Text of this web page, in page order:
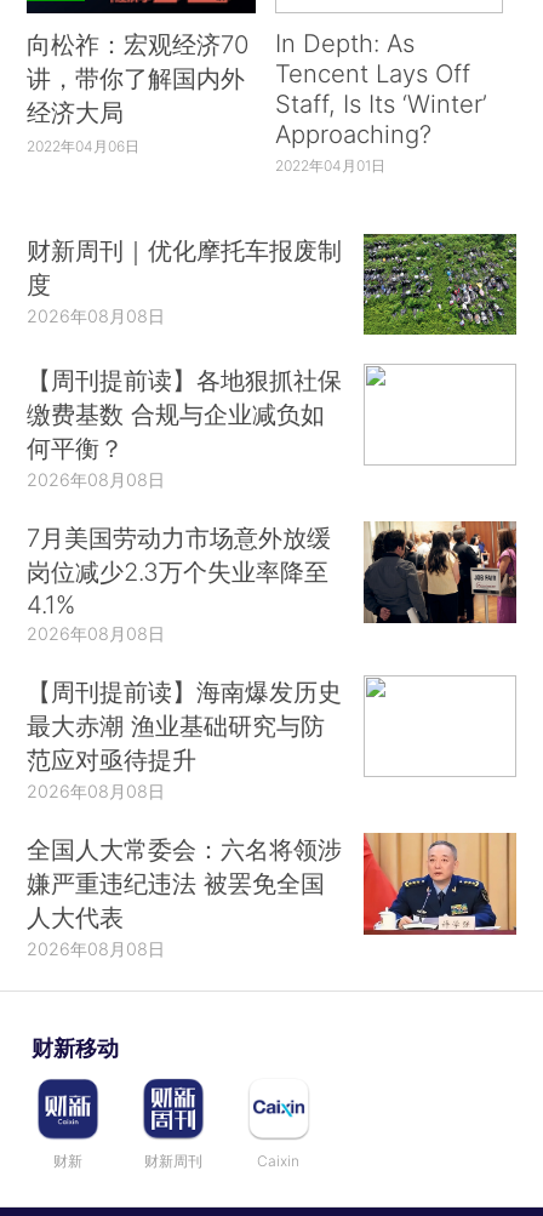
向松祚：宏观经济70
讲，带你了解国内外
经济大局
2022年04月06日
In Depth: As
Tencent Lays Off
Staff, Is Its ‘Winter’
Approaching?
2022年04月01日
财新周刊｜优化摩托车报废制
度
2026年08月08日
【周刊提前读】各地狠抓社保
缴费基数 合规与企业减负如
何平衡？
2026年08月08日
7月美国劳动力市场意外放缓
岗位减少2.3万个失业率降至
4.1%
2026年08月08日
【周刊提前读】海南爆发历史
最大赤潮 渔业基础研究与防
范应对亟待提升
2026年08月08日
全国人大常委会：六名将领涉
嫌严重违纪违法 被罢免全国
人大代表
2026年08月08日
财新移动
财新 财新周刊 Caixin